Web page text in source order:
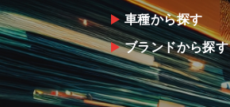
車種から探す
ブランドから探す